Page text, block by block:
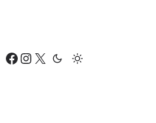
要
Facebook Instagram X